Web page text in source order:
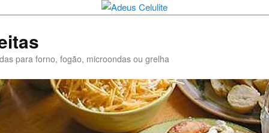
para forno, fogão, microondas ou grelha